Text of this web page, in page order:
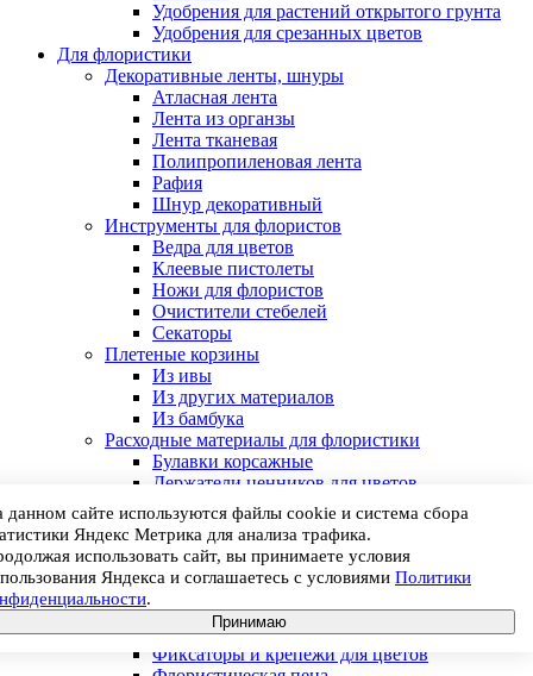
Удобрения для растений открытого грунта
Удобрения для срезанных цветов
Для флористики
Декоративные ленты, шнуры
Атласная лента
Лента из органзы
Лента тканевая
Полипропиленовая лента
Рафия
Шнур декоративный
Инструменты для флористов
Ведра для цветов
Клеевые пистолеты
Ножи для флористов
Очистители стебелей
Секаторы
Плетеные корзины
Из ивы
Из других материалов
Из бамбука
Расходные материалы для флористики
Булавки корсажные
Держатели ценников для цветов
Краски для цветов
Лента флористическая
Подставки для флористической пены
Пробирки для цветов
Проволока
Средства для обработки инструментов
Фиксаторы и крепежи для цветов
данном сайте используются файлы cookie и система сбора
Яндекс Метрика для анализа трафика.
использовать сайт, вы принимаете условия
Яндекса и соглашаетесь с условиями Политики
.
Принимаю